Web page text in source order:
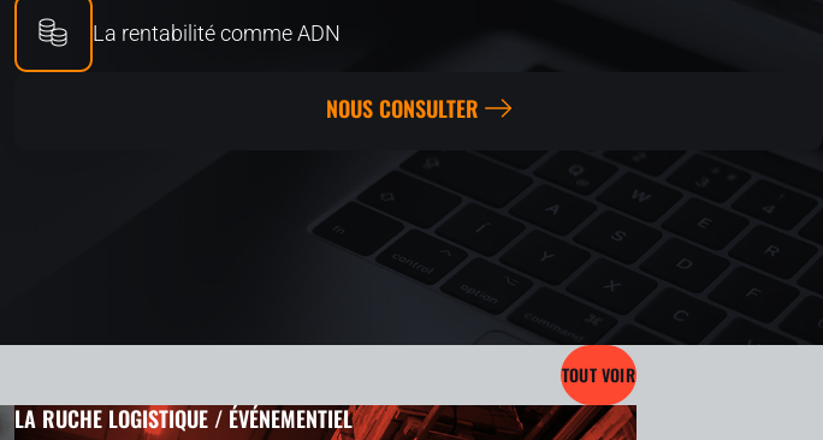
La rentabilité comme ADN
NOUS CONSULTER
TOUT VOIR
LA RUCHE LOGISTIQUE / ÉVÉNEMENTIEL